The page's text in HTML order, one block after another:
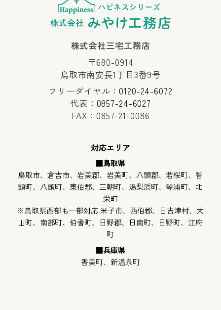
株式会社三宅工務店
〒680-0914
鳥取市南安長1丁目3番9号
フリーダイヤル：0120-24-6072
代表： 0857-24-6027
FAX：0857-21-0086
対応エリア
■鳥取県
鳥取市、倉吉市、岩美郡、岩美町、八頭郡、若桜町、智
頭町、八頭町、東伯郡、三朝町、湯梨浜町、琴浦町、北
栄町
※鳥取県西部も一部対応 米子市、西伯郡、日吉津村、大
山町、南部町、伯耆町、日野郡、日南町、日野町、江府
町
■兵庫県
香美町、新温泉町